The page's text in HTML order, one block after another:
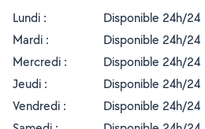
Lundi :
Disponible 24h/24
Mardi :
Disponible 24h/24
Mercredi :
Disponible 24h/24
Jeudi :
Disponible 24h/24
Vendredi :
Disponible 24h/24